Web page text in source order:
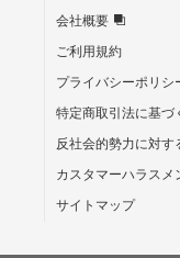
会社概要
ご利用規約
プライバシーポリシ
特定商取引法に基づ
反社会的勢力に対す
カスタマーハラスメ
サイトマップ